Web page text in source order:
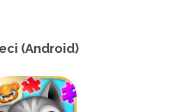
(Android)